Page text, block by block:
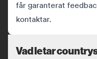
får garanterat
kontaktar.
Vad letar